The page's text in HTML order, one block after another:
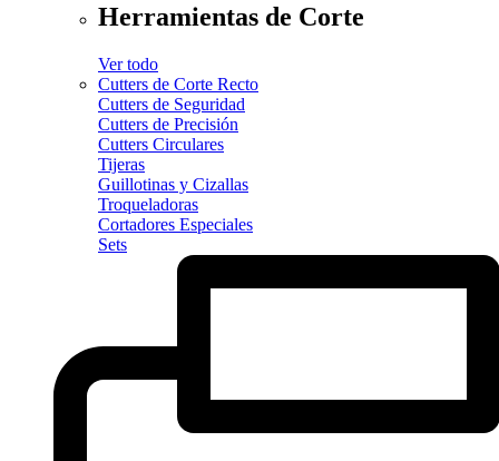
Herramientas de Corte
Ver todo
Cutters de Corte Recto
Cutters de Seguridad
Cutters de Precisión
Cutters Circulares
Tijeras
Guillotinas y Cizallas
Troqueladoras
Cortadores Especiales
Sets